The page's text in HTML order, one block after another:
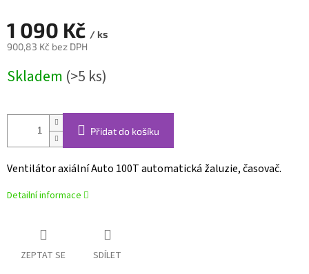
1 090 Kč / ks
900,83 Kč bez DPH
cena:
Skladem (>5 ks)
Přidat do košíku
Ventilátor axiální Auto 100T automatická žaluzie, časovač.
Detailní informace
ZEPTAT SE SDÍLET